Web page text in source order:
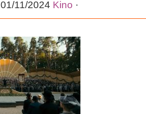
01/11/2024 Kino ·